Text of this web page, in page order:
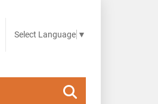
Select Language ▼